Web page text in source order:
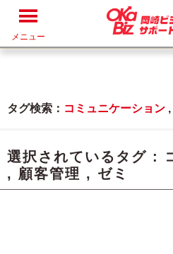
メニュー
タグ検索： コミュニケーション ,
選択されているタグ :
, 顧客管理 , ゼミ